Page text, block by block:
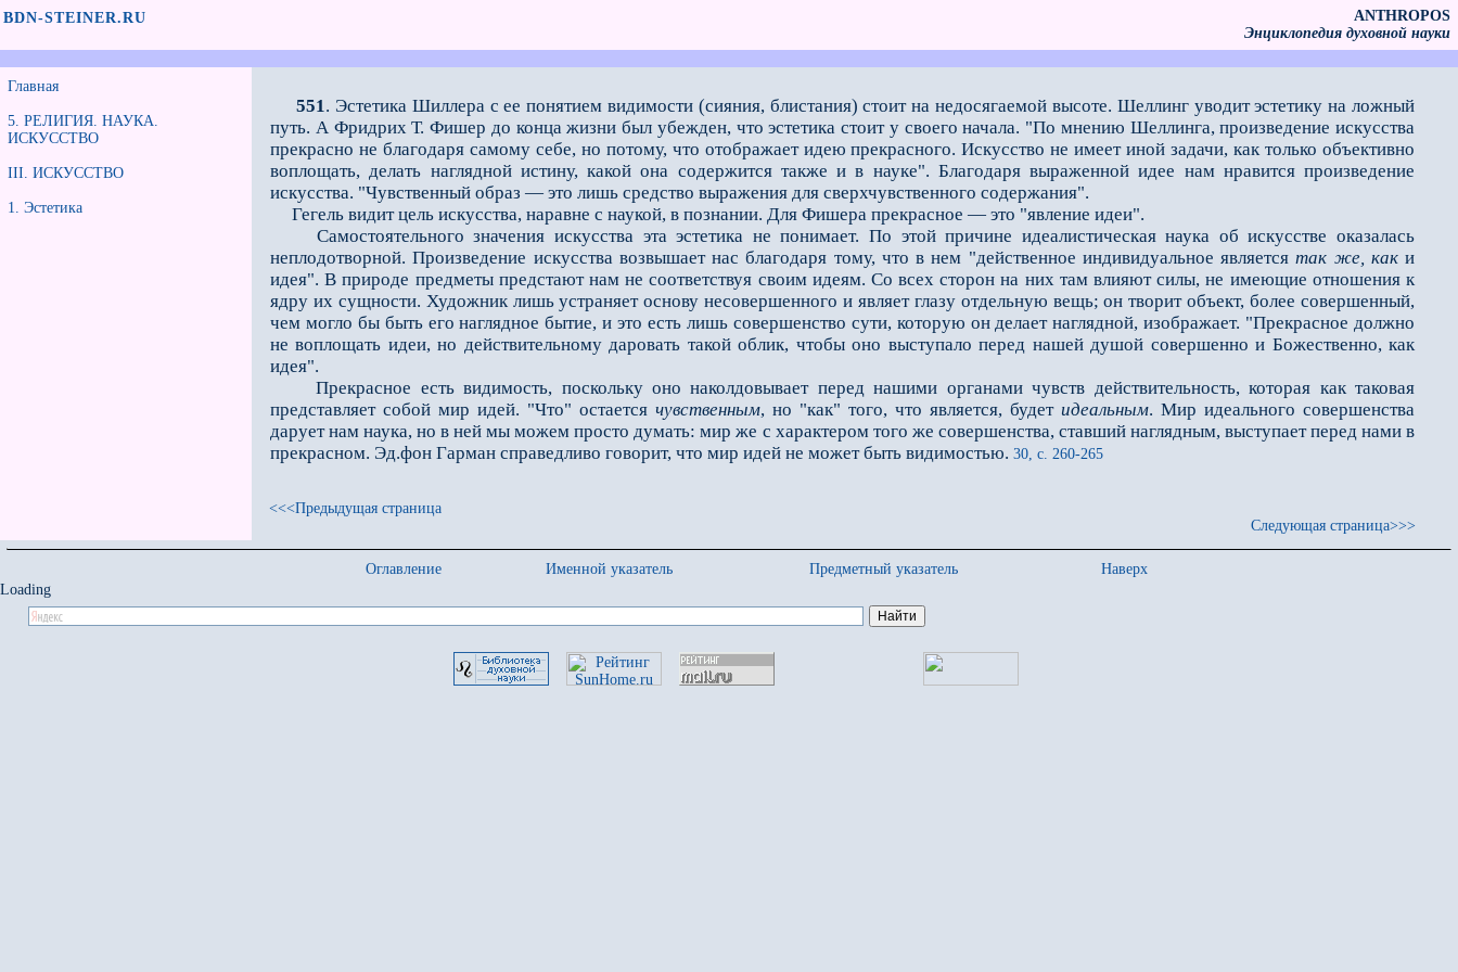
BDN-STEINER.RU
ANTHROPOS
Энциклопедия духовной науки
Главная
5. РЕЛИГИЯ. НАУКА.
ИСКУССТВО
III. ИСКУССТВО
1. Эстетика
551. Эстетика Шиллера с ее понятием видимости (сияния, блистания) стоит на недосягаемой высоте. Шеллинг уводит эстетику на ложный
путь. А Фридрих Т. Фишер до конца жизни был убежден, что эстетика стоит у своего начала. "По мнению Шеллинга, произведение искусства
прекрасно не благодаря самому себе, но потому, что отображает идею прекрасного. Искусство не имеет иной задачи, как только объективно
воплощать, делать наглядной истину, какой она содержится также и в науке". Благодаря выраженной идее нам нравится произведение
искусства. "Чувственный образ — это лишь средство выражения для сверхчувственного содержания".
Гегель видит цель искусства, наравне с наукой, в познании. Для Фишера прекрасное — это "явление идеи".
Самостоятельного значения искусства эта эстетика не понимает. По этой причине идеалистическая наука об искусстве оказалась
неплодотворной. Произведение искусства возвышает нас благодаря тому, что в нем "действенное индивидуальное являетсятак же, каки
идея". В природе предметы предстают нам не соответствуя своим идеям. Со всех сторон на них там влияют силы, не имеющие отношения к
ядру их сущности. Художник лишь устраняет основу несовершенного и являет глазу отдельную вещь; он творит объект, более совершенный,
чем могло бы быть его наглядное бытие, и это есть лишь совершенство сути, которую он делает наглядной, изображает. "Прекрасное должно
не воплощать идеи, но действительному даровать такой облик, чтобы оно выступало перед нашей душой совершенно и Божественно, как
идея".
Прекрасное есть видимость, поскольку оно наколдовывает перед нашими органами чувств действительность, которая как таковая
представляет собой мир идей. "Что" остается чувственным, но "как" того, что является, будет идеальным. Мир идеального совершенства
дарует нам наука, но в ней мы можем просто думать: мир же с характером того же совершенства, ставший наглядным, выступает перед нами в
прекрасном. Эд.фон Гарман справедливо говорит, что мир идей не может быть видимостью. 30, с. 260-265
<<<Предыдущая страница
Следующая страница>>>
Оглавление Именной указатель Предметный указатель
Наверх
Loading